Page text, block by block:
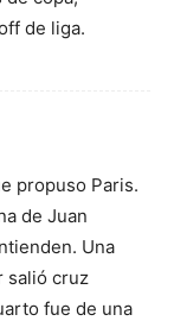
de liga.
propuso Paris.
de Juan
Una
salió cruz
fue de una